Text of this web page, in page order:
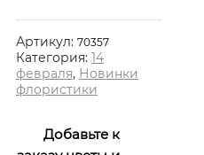
Артикул: 70357
Категория: 14
февраля, Новинки
флористики
Добавьте к